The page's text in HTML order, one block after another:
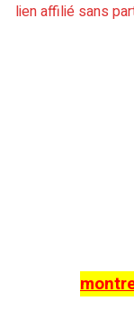
lien affilié sans